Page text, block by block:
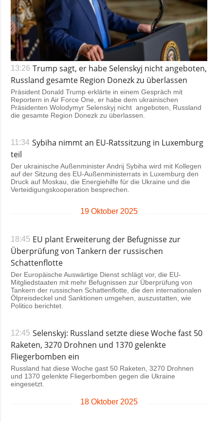
13:26 Trump sagt, er habe Selenskyj nicht angeboten,
Russland gesamte Region Donezk zu überlassen
Präsident Donald Trump erklärte in einem Gespräch mit
Reportern in Air Force One, er habe dem ukrainischen
Präsidenten Wolodymyr Selenskyj nicht angeboten, Russland
die gesamte Region Donezk zu überlassen.
11:34 Sybiha nimmt an EU-Ratssitzung in Luxemburg
teil
Der ukrainische Außenminister Andrij Sybiha wird mit Kollegen
auf der Sitzung des EU-Außenministerrats in Luxemburg den
Druck auf Moskau, die Energiehilfe für die Ukraine und die
Verteidigungskooperation besprechen.
19 Oktober 2025
18:45 EU plant Erweiterung der Befugnisse zur
Überprüfung von Tankern der russischen
Schattenflotte
Der Europäische Auswärtige Dienst schlägt vor, die EU-
Mitgliedstaaten mit mehr Befugnissen zur Überprüfung von
Tankern der russischen Schattenflotte, die den internationalen
Ölpreisdeckel und Sanktionen umgehen, auszustatten, wie
Politico berichtet.
12:45 Selenskyj: Russland setzte diese Woche fast 50
Raketen, 3270 Drohnen und 1370 gelenkte
Fliegerbomben ein
Russland hat diese Woche gast 50 Raketen, 3270 Drohnen
und 1370 gelenkte Fliegerbomben gegen die Ukraine
eingesetzt.
18 Oktober 2025